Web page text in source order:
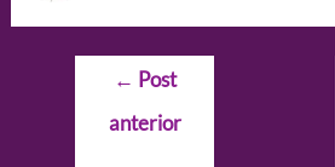
Navegação
Post
← Post
anterior